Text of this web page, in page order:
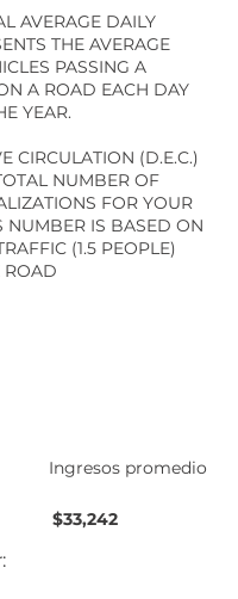
AVERAGE DAILY
THE AVERAGE
PASSING A
A ROAD EACH DAY
YEAR.
CIRCULATION (D.E.C.)
NUMBER OF
FOR YOUR
NUMBER IS BASED ON
(1.5 PEOPLE)
ROAD
$33,242
Ingresos promedio